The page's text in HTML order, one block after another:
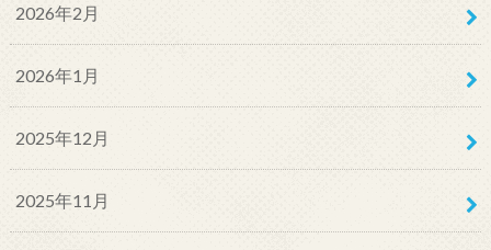
2026年2月
2026年1月
2025年12月
2025年11月